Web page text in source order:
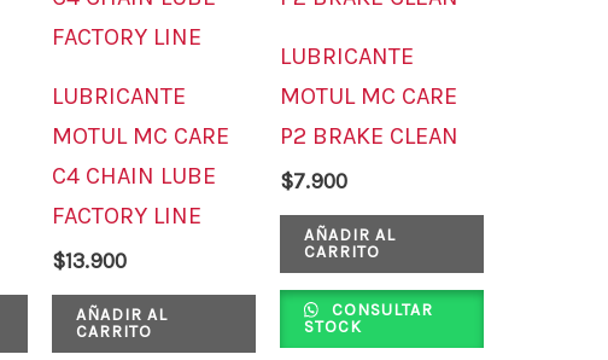
LUBRICANTE
MOTUL MC CARE
C4 CHAIN LUBE
FACTORY LINE
$13.900
AÑADIR AL
CARRITO
LUBRICANTE
MOTUL MC CARE
P2 BRAKE CLEAN
$7.900
AÑADIR AL
CARRITO
CONSULTAR
STOCK